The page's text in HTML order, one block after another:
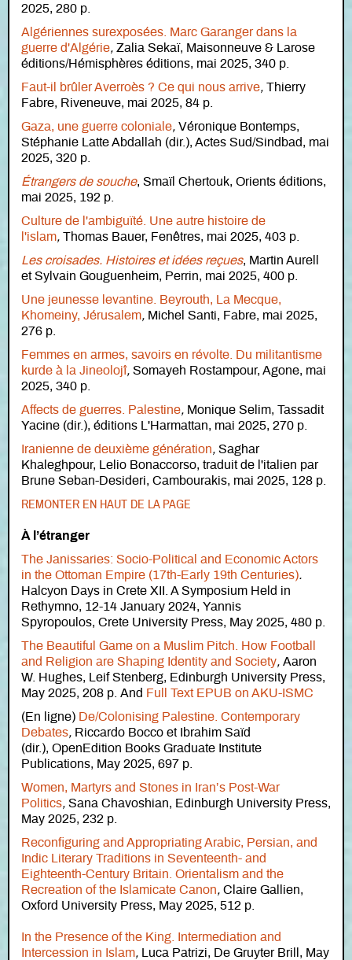
2025, 280 p.
Algériennes surexposées. Marc Garanger dans la
guerre d'Algérie, Zalia Sekaï, Maisonneuve & Larose
éditions/Hémisphères éditions, mai 2025, 340 p.
Faut-il brûler Averroès ? Ce qui nous arrive, Thierry
Fabre, Riveneuve, mai 2025, 84 p.
Gaza, une guerre coloniale, Véronique Bontemps,
Stéphanie Latte Abdallah (dir.), Actes Sud/Sindbad, mai
2025, 320 p.
Étrangers de souche, Smaïl Chertouk, Orients éditions,
mai 2025, 192 p.
Culture de l'ambiguïté. Une autre histoire de
l'islam, Thomas Bauer, Fenêtres, mai 2025, 403 p.
Les croisades. Histoires et idées reçues, Martin Aurell
et Sylvain Gouguenheim, Perrin, mai 2025, 400 p.
Une jeunesse levantine. Beyrouth, La Mecque,
Khomeiny, Jérusalem, Michel Santi, Fabre, mai 2025,
276 p.
Femmes en armes, savoirs en révolte. Du militantisme
kurde à la Jineolojî, Somayeh Rostampour, Agone, mai
2025, 340 p.
Affects de guerres. Palestine, Monique Selim, Tassadit
Yacine (dir.), éditions L'Harmattan, mai 2025, 270 p.
Iranienne de deuxième génération, Saghar
Khaleghpour, Lelio Bonaccorso, traduit de l'italien par
Brune Seban-Desideri, Cambourakis, mai 2025, 128 p.
REMONTER EN HAUT DE LA PAGE
À l’étranger
The Janissaries: Socio-Political and Economic Actors
in the Ottoman Empire (17th-Early 19th Centuries).
Halcyon Days in Crete XII. A Symposium Held in
Rethymno, 12-14 January 2024, Yannis
Spyropoulos, Crete University Press, May 2025, 480 p.
The Beautiful Game on a Muslim Pitch. How Football
and Religion are Shaping Identity and Society, Aaron
W. Hughes, Leif Stenberg, Edinburgh University Press,
May 2025, 208 p. And Full Text EPUB on AKU-ISMC
(En ligne) De/Colonising Palestine. Contemporary
Debates, Riccardo Bocco et Ibrahim Saïd
(dir.), OpenEdition Books Graduate Institute
Publications, May 2025, 697 p.
Women, Martyrs and Stones in Iran’s Post-War
Politics, Sana Chavoshian, Edinburgh University Press,
May 2025, 232 p.
Reconfiguring and Appropriating Arabic, Persian, and
Indic Literary Traditions in Seventeenth- and
Eighteenth-Century Britain. Orientalism and the
Recreation of the Islamicate Canon, Claire Gallien,
Oxford University Press, May 2025, 512 p.
In the Presence of the King. Intermediation and
Intercession in Islam, Luca Patrizi, De Gruyter Brill, May